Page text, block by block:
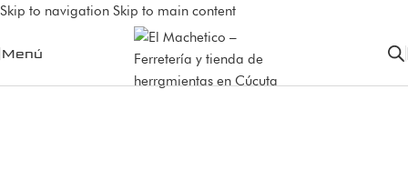
Skip to navigation Skip to main content
Menú